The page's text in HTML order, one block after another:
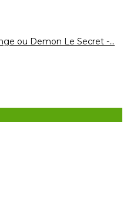
ou Demon Le Secret -...